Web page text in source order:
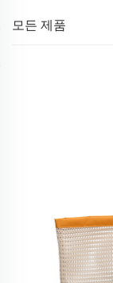
모든 제품